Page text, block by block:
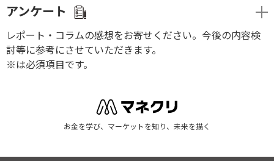
アンケート
レポート・コラムの感想をお寄せください。今後の内容検
討等に参考にさせていただきます。
※は必須項目です。
お金を学び、マーケットを知り、未来を描く